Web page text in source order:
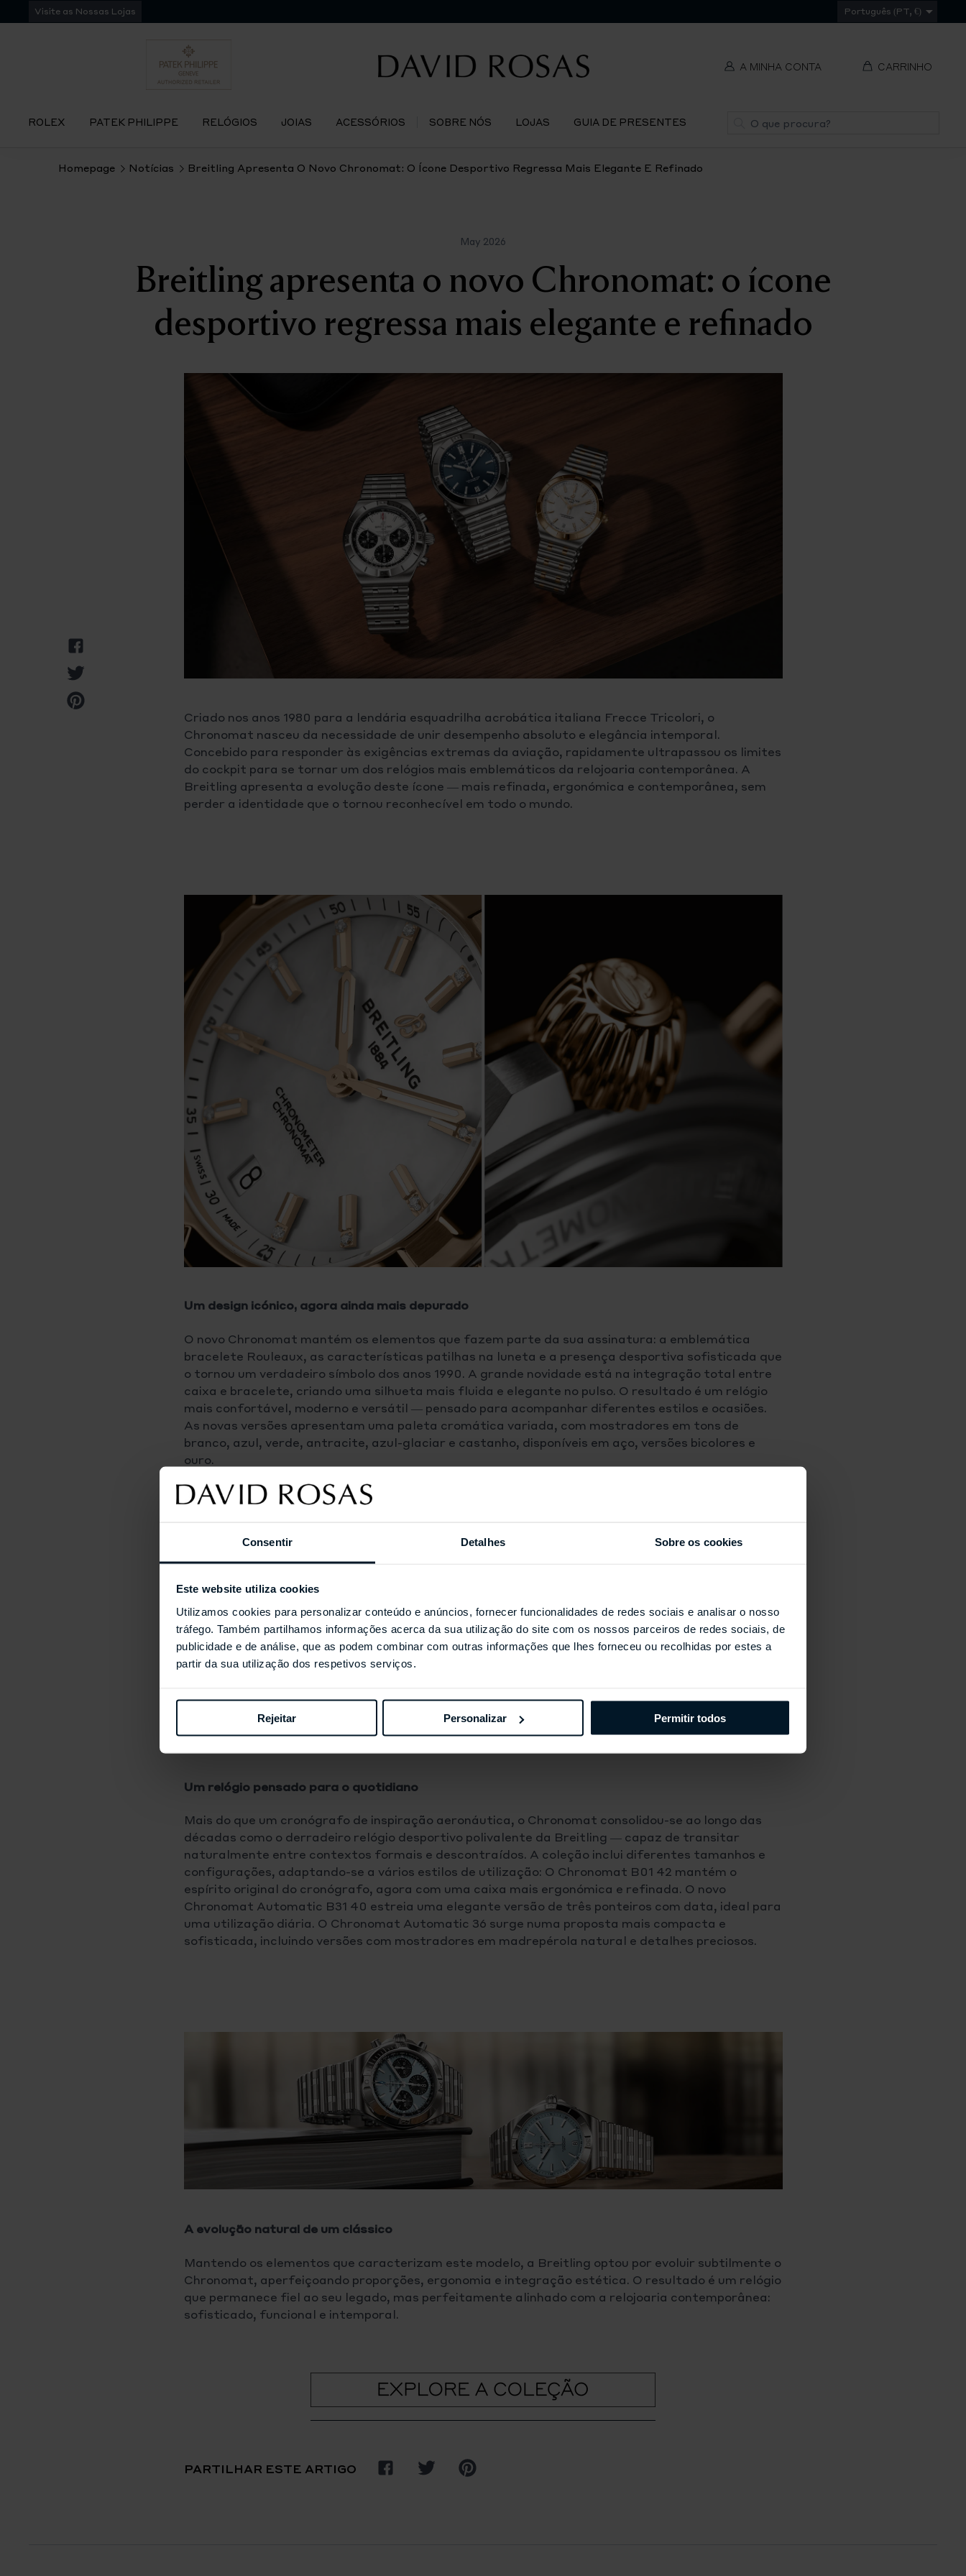
Consentir Detalhes Sobre os cookies
Este website utiliza cookies
Utilizamos cookies para personalizar conteúdo e anúncios, fornecer funcionalidades de redes sociais e analisar o nosso
tráfego. Também partilhamos informações acerca da sua utilização do site com os nossos parceiros de redes sociais, de
publicidade e de análise, que as podem combinar com outras informações que lhes forneceu ou recolhidas por estes a
partir da sua utilização dos respetivos serviços.
Rejeitar Personalizar Permitir todos
para
Visite as Nossas Lojas Português (PT, €)
A MINHA CONTA CARRINHO
ROLEX PATEK PHILIPPE RELÓGIOS JOIAS ACESSÓRIOS SOBRE NÓS LOJAS GUIA DE PRESENTES Pesquisa
Homepage Notícias Breitling Apresenta O Novo Chronomat: O Ícone Desportivo Regressa Mais Elegante E Refinado
May 2026
Breitling apresenta o novo Chronomat: o ícone
desportivo regressa mais elegante e refinado
Criado nos anos 1980 para a lendária esquadrilha acrobática italiana Frecce Tricolori, o
Chronomat nasceu da necessidade de unir desempenho absoluto e elegância intemporal.
Concebido para responder às exigências extremas da aviação, rapidamente ultrapassou os limites
do cockpit para se tornar um dos relógios mais emblemáticos da relojoaria contemporânea. A
Breitling apresenta a evolução deste ícone — mais refinada, ergonómica e contemporânea, sem
perder a identidade que o tornou reconhecível em todo o mundo.
Um design icónico, agora ainda mais depurado
O novo Chronomat mantém os elementos que fazem parte da sua assinatura: a emblemática
bracelete Rouleaux, as características patilhas na luneta e a presença desportiva sofisticada que
o tornou um verdadeiro símbolo dos anos 1990. A grande novidade está na integração total entre
caixa e bracelete, criando uma silhueta mais fluida e elegante no pulso. O resultado é um relógio
mais confortável, moderno e versátil — pensado para acompanhar diferentes estilos e ocasiões.
As novas versões apresentam uma paleta cromática variada, com mostradores em tons de
branco, azul, verde, antracite, azul-glaciar e castanho, disponíveis em aço, versões bicolores e
ouro.
Um relógio pensado para o quotidiano
Mais do que um cronógrafo de inspiração aeronáutica, o Chronomat consolidou-se ao longo das
décadas como o derradeiro relógio desportivo polivalente da Breitling — capaz de transitar
naturalmente entre contextos formais e descontraídos. A coleção inclui diferentes tamanhos e
configurações, adaptando-se a vários estilos de utilização: O Chronomat B01 42 mantém o
espírito original do cronógrafo, agora com uma caixa mais ergonómica e refinada. O novo
Chronomat Automatic B31 40 estreia uma elegante versão de três ponteiros com data, ideal para
uma utilização diária. O Chronomat Automatic 36 surge numa proposta mais compacta e
sofisticada, incluindo versões com mostradores em madrepérola natural e detalhes preciosos.
A evolução natural de um clássico
Mantendo os elementos que caracterizam este modelo, a Breitling optou por evoluir subtilmente o
Chronomat, aperfeiçoando proporções, ergonomia e integração estética. O resultado é um relógio
que permanece fiel ao seu legado, mas perfeitamente alinhado com a relojoaria contemporânea:
sofisticado, funcional e intemporal.
PARTILHAR ESTE ARTIGO
PartilharPartilharPin
Twitter
Pin